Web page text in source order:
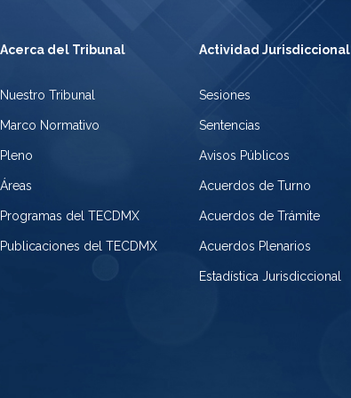
Acerca del Tribunal
Nuestro Tribunal
Marco Normativo
Pleno
Áreas
Programas del TECDMX
Publicaciones del TECDMX
Actividad Jurisdiccional
Sesiones
Sentencias
Avisos Públicos
Acuerdos de Turno
Acuerdos de Trámite
Acuerdos Plenarios
Estadística Jurisdiccional